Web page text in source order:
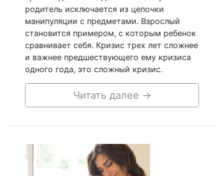
родитель исключается из цепочки
манипуляции с предметами. Взрослый
становится примером, с которым ребенок
сравнивает себя. Кризис трех лет сложнее
и важнее предшествующего ему кризиса
одного года, это сложный кризис.
Читать далее →